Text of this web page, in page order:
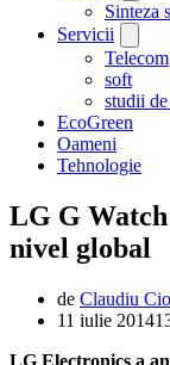
Sinteza
Servicii
Telecom
soft
studii
EcoGreen
Oameni
Tehnologie
LG G
nivel global
de Claudiu
11 iulie 2014
LG Electronics a